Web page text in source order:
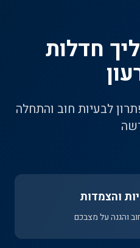
חדלות
לבעיות חוב והתחלה
והצמדות
והגנה על מצבכם